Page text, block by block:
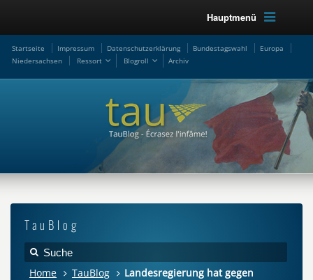
Hauptmenü
Startseite Impressum Datenschutzerklärung Bundestagswahl
Europa
Niedersachsen
Ressort Blogroll Archiv
TauBlog
Home TauBlog
Landesregierung hat gegen